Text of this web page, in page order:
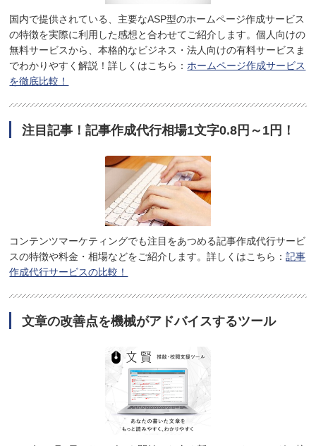
国内で提供されている、主要なASP型のホームページ作成サービス
の特徴を実際に利用した感想と合わせてご紹介します。個人向けの
無料サービスから、本格的なビジネス・法人向けの有料サービスま
でわかりやすく解説！詳しくはこちら：ホームページ作成サービス
を徹底比較！
注目記事！記事作成代行相場1文字0.8円～1円！
コンテンツマーケティングでも注目をあつめる記事作成代行サービ
スの特徴や料金・相場などをご紹介します。詳しくはこちら：記事
作成代行サービスの比較！
文章の改善点を機械がアドバイスするツール